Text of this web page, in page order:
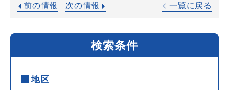
前の情報 次の情報 一覧に戻る
検索条件
地区